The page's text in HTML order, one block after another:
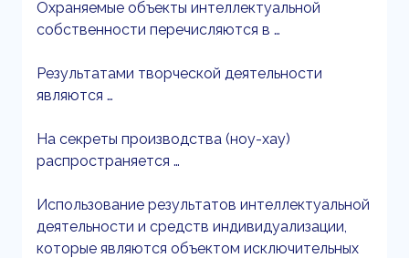
Охраняемые объекты интеллектуальной
собственности перечисляются в …
Результатами творческой деятельности
являются …
На секреты производства (ноу-хау)
распространяется …
Использование результатов интеллектуальной
деятельности и средств индивидуализации,
которые являются объектом исключительных